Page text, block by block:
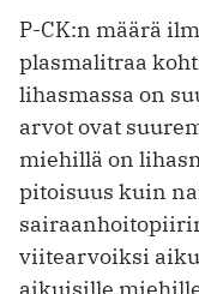
P-CK:n määrä
plasmalitraa
lihasmassa on
arvot ovat
miehillä on
pitoisuus kuin
viitearvoiksi
aikuisille